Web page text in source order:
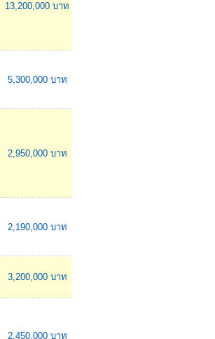
13,200,000 บาท
5,300,000 บาท
2,950,000 บาท
2,190,000 บาท
3,200,000 บาท
2,450,000 บาท